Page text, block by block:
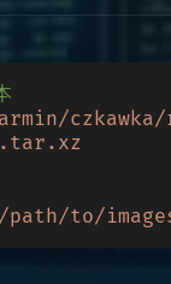
path/to/